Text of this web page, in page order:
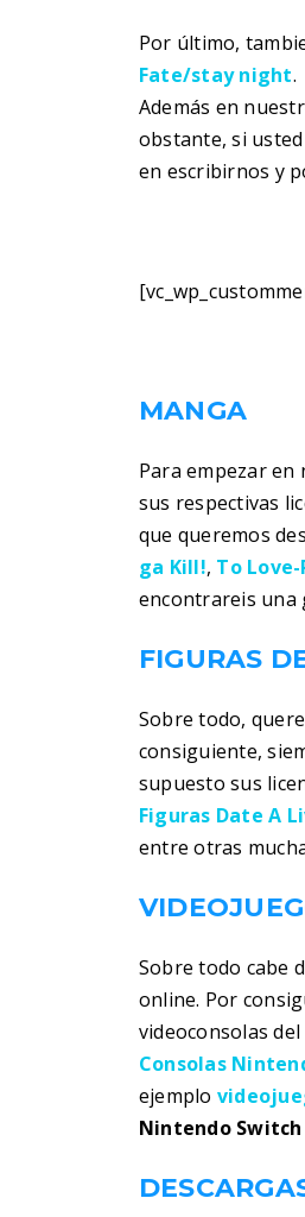
Por último,
Fate/stay night.
Además en
obstante, si
en escribirnos y
MANGA
Para empezar
sus respectivas
que queremos
ga Kill!, To Love-
encontrareis una
FIGURAS
Sobre todo,
consiguiente,
supuesto sus
Figuras Date A
entre otras
Sobre todo cabe
online. Por
videoconsolas
Consolas
ejemplo
Nintendo Switch